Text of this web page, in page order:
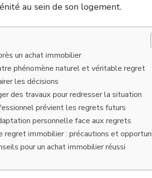
au sein de son logement.
un achat immobilier
phénomène naturel et véritable regret
les décisions
des travaux pour redresser la situation
prévient les regrets futurs
personnelle face aux regrets
regret immobilier : précautions et
pour un achat immobilier réussi